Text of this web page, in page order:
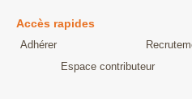
Accès rapides
Adhérer
Espace contributeur